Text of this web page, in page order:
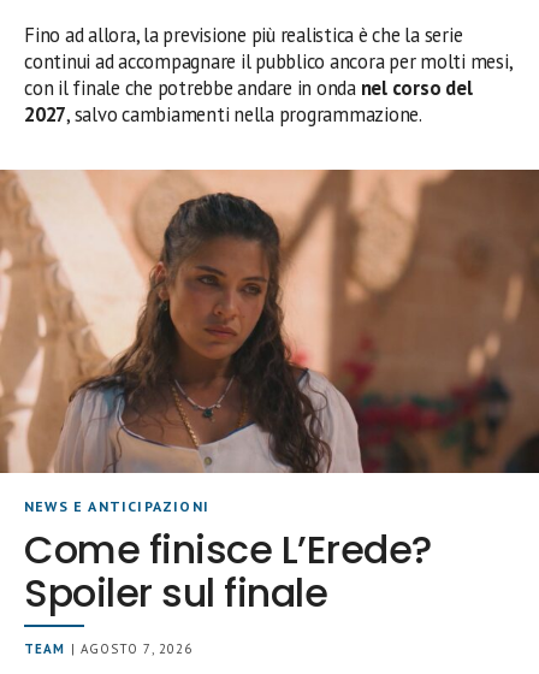
Fino ad allora, la previsione più realistica è che la serie
continui ad accompagnare il pubblico ancora per molti mesi,
con il finale che potrebbe andare in onda nel corso del
2027, salvo cambiamenti nella programmazione.
NEWS E ANTICIPAZIONI
Come finisce L’Erede?
Spoiler sul finale
TEAM | AGOSTO 7, 2026